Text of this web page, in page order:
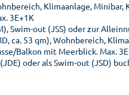
Klimaanlage, Minibar,
3E+1K
Swim-out (JSS) oder zur
ca. 53 qm), Wohnbereich,
Balkon mit Meerblick. Max.
oder als Swim-out (JSD)